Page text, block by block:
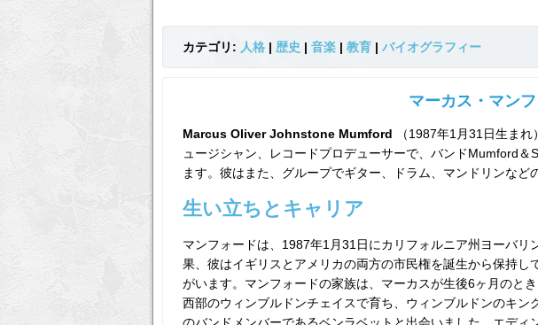
カテゴリ: 人格 | 歴史 | 音楽 | 教育 | バイオグラフィー
マーカス・マン
Marcus Oliver Johnstone Mumford （1987年1月31日生ま
ュージシャン、レコードプロデューサーで、バンドMumford
ます。彼はまた、グループでギター、ドラム、マンドリンなど
生い立ちとキャリア
マンフォードは、1987年1月31日にカリフォルニア州ヨーバ
果、彼はイギリスとアメリカの両方の市民権を誕生から保持
がいます。マンフォードの家族は、マーカスが生後6ヶ月のと
西部のウィンブルドンチェイスで育ち、ウィンブルドンのキ